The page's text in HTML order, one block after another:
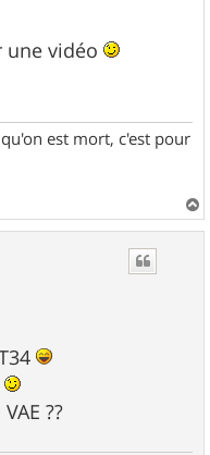
une vidéo
est mort, c'est pour
a
??